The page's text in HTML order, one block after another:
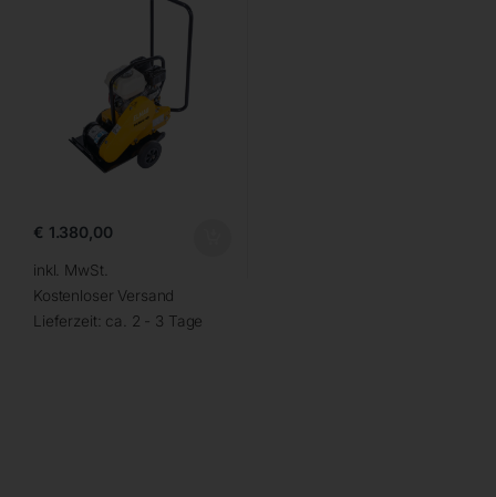
€ 1.380,00
inkl. MwSt.
Kostenloser Versand
Lieferzeit: ca. 2 - 3 Tage